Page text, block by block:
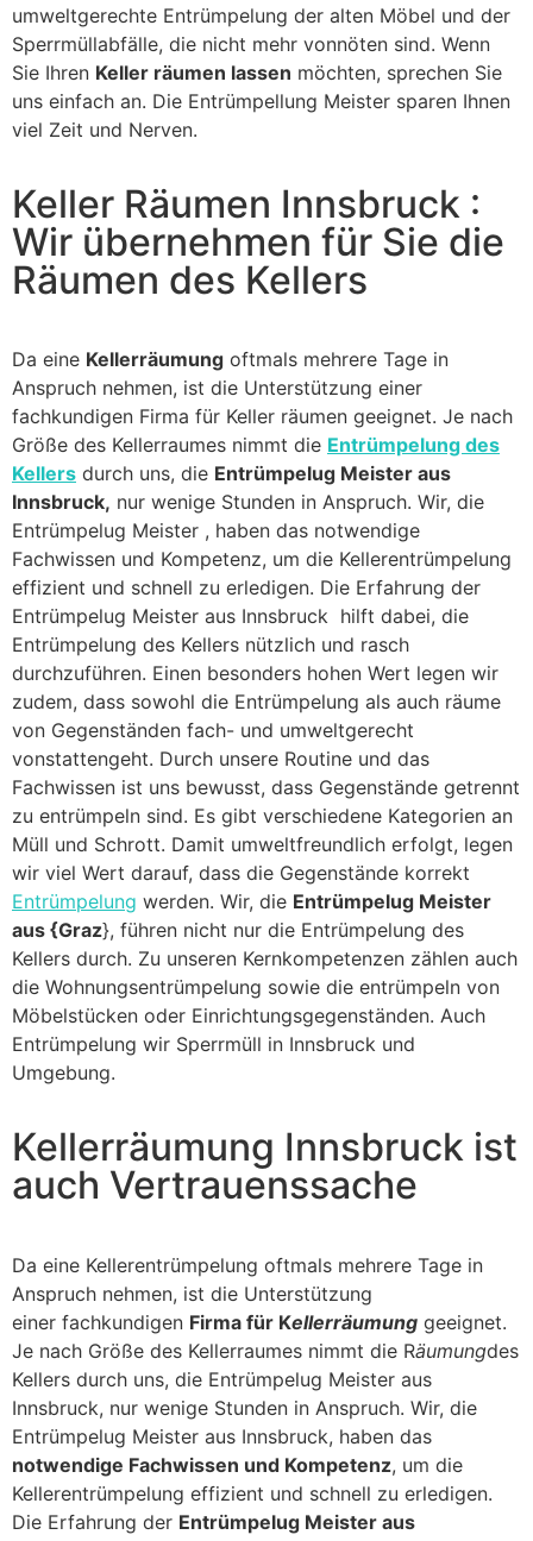
umweltgerechte Entrümpelung der alten Möbel und der
Sperrmüllabfälle, die nicht mehr vonnöten sind. Wenn
Sie Ihren Keller räumen lassen möchten, sprechen Sie
uns einfach an. Die Entrümpellung Meister sparen Ihnen
viel Zeit und Nerven.
Keller Räumen Innsbruck :
Wir übernehmen für Sie die
Räumen des Kellers
Da eine Kellerräumung oftmals mehrere Tage in
Anspruch nehmen, ist die Unterstützung einer
fachkundigen Firma für Keller räumen geeignet. Je nach
Größe des Kellerraumes nimmt die Entrümpelung des
Kellers durch uns, die Entrümpelug Meister aus
Innsbruck, nur wenige Stunden in Anspruch. Wir, die
Entrümpelug Meister , haben das notwendige
Fachwissen und Kompetenz, um die Kellerentrümpelung
effizient und schnell zu erledigen. Die Erfahrung der
Entrümpelug Meister aus Innsbruck hilft dabei, die
Entrümpelung des Kellers nützlich und rasch
durchzuführen. Einen besonders hohen Wert legen wir
zudem, dass sowohl die Entrümpelung als auch räume
von Gegenständen fach- und umweltgerecht
vonstattengeht. Durch unsere Routine und das
Fachwissen ist uns bewusst, dass Gegenstände getrennt
zu entrümpeln sind. Es gibt verschiedene Kategorien an
Müll und Schrott. Damit umweltfreundlich erfolgt, legen
wir viel Wert darauf, dass die Gegenstände korrekt
Entrümpelung werden. Wir, die Entrümpelug Meister
aus {Graz}, führen nicht nur die Entrümpelung des
Kellers durch. Zu unseren Kernkompetenzen zählen auch
die Wohnungsentrümpelung sowie die entrümpeln von
Möbelstücken oder Einrichtungsgegenständen. Auch
Entrümpelung wir Sperrmüll in Innsbruck und
Umgebung.
Kellerräumung Innsbruck ist
auch Vertrauenssache
Da eine Kellerentrümpelung oftmals mehrere Tage in
Anspruch nehmen, ist die Unterstützung
einer fachkundigen Firma für Kellerräumung geeignet.
Je nach Größe des Kellerraumes nimmt die Räumungdes
Kellers durch uns, die Entrümpelug Meister aus
Innsbruck, nur wenige Stunden in Anspruch. Wir, die
Entrümpelug Meister aus Innsbruck, haben das
notwendige Fachwissen und Kompetenz, um die
Kellerentrümpelung effizient und schnell zu erledigen.
Die Erfahrung der Entrümpelug Meister aus